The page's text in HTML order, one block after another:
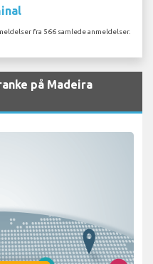
fra 566 samlede anmeldelser.
på Madeira